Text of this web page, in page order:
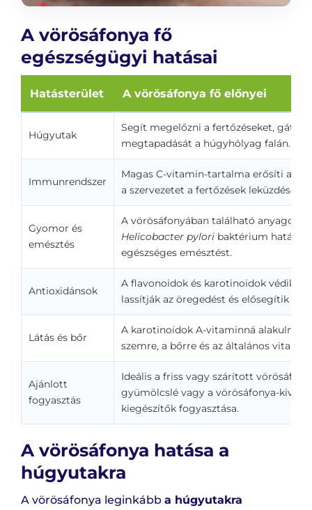
A vörösáfonya fő
egészségügyi hatásai
Hatásterület A vörösáfonya fő előnyei
Húgyutak
Segít megelőzni a fertőzéseket,
megtapadását a húgyhólyag falán.
Immunrendszer
Magas C-vitamin-tartalma erősíti az
a szervezetet a fertőzések
Gyomor és
emésztés
A vörösáfonyában található anyagok
Helicobacter pylori baktérium
egészséges emésztést.
Antioxidánsok
A flavonoidok és karotinoidok védik a
lassítják az öregedést és elősegítik a
Látás és bőr
A karotinoidok A-vitaminná alakulnak,
szemre, a bőrre és az általános
Ajánlott
fogyasztás
Ideális a friss vagy szárított
gyümölcslé vagy a vörösáfonya-
kiegészítők fogyasztása.
A vörösáfonya hatása a
húgyutakra
A vörösáfonya leginkább a húgyutakra